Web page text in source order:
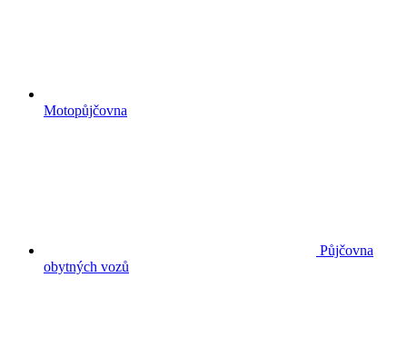
Motopůjčovna
Půjčovna
obytných vozů